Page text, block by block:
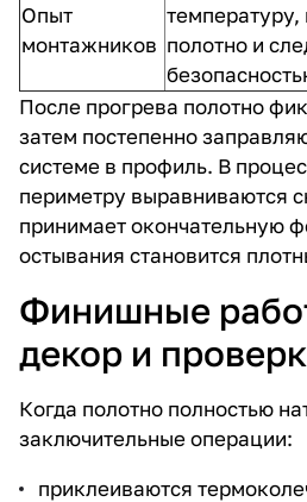
Опыт
монтажников полотно и
После прогрева полотно
затем постепенно
системе в профиль. В
периметру выравниваются
принимает окончательную
остывания становится
Финишные
декор и
Когда полотно полностью
заключительные операции:
приклеиваются